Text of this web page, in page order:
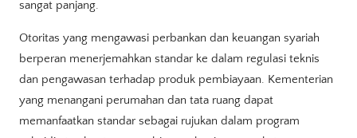
sangat panjang.
Otoritas yang mengawasi perbankan dan keuangan syariah
berperan menerjemahkan standar ke dalam regulasi teknis
dan pengawasan terhadap produk pembiayaan. Kementerian
yang menangani perumahan dan tata ruang dapat
memanfaatkan standar sebagai rujukan dalam program